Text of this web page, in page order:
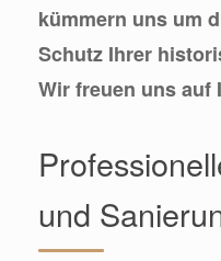
kümmern uns um
Schutz Ihrer
Wir freuen uns auf
und